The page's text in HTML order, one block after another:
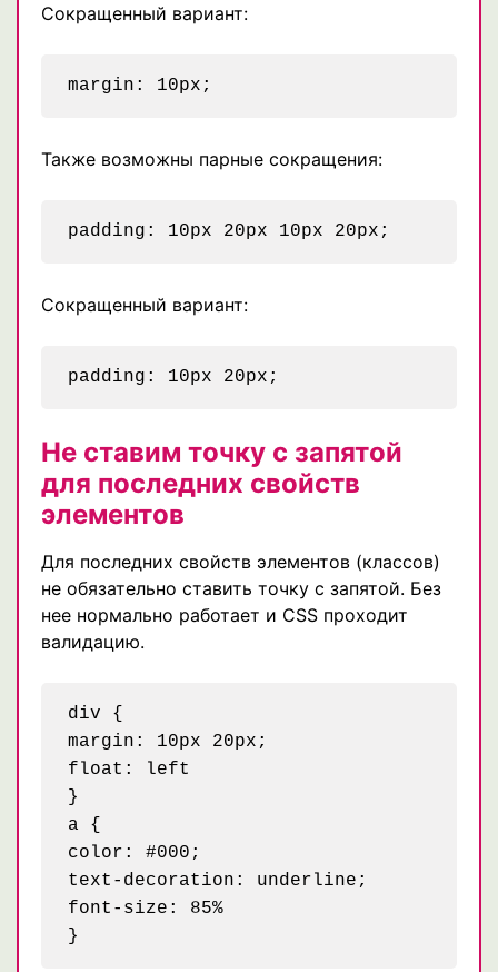
Сокращенный вариант:
Также возможны парные сокращения:
Сокращенный вариант:
Не ставим точку с запятой
для последних свойств
элементов
Для последних свойств элементов (классов)
не обязательно ставить точку с запятой. Без
нее нормально работает и CSS проходит
валидацию.
div {
margin: 10px 20px;
float: left
}
a {
color: #000;
text-decoration: underline;
font-size: 85%